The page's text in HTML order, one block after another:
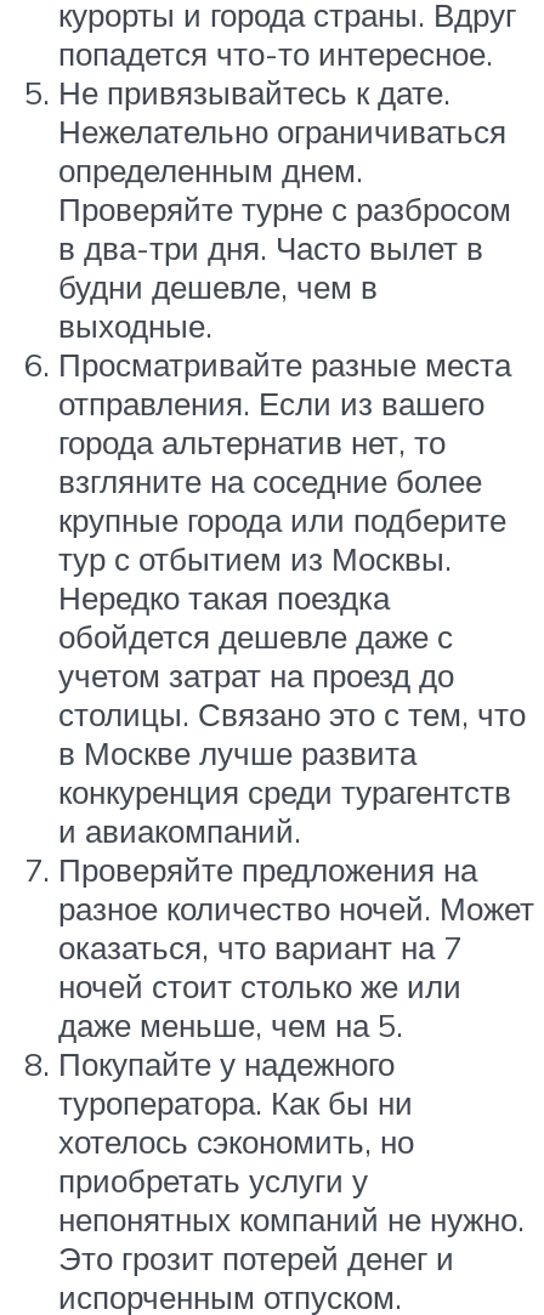
курорты и города страны. Вдруг
попадется что-то интересное.
Не привязывайтесь к дате.
Нежелательно ограничиваться
определенным днем.
Проверяйте турне с разбросом
в два-три дня. Часто вылет в
будни дешевле, чем в
выходные.
Просматривайте разные места
отправления. Если из вашего
города альтернатив нет, то
взгляните на соседние более
крупные города или подберите
тур с отбытием из Москвы.
Нередко такая поездка
обойдется дешевле даже с
учетом затрат на проезд до
столицы. Связано это с тем, что
в Москве лучше развита
конкуренция среди турагентств
и авиакомпаний.
Проверяйте предложения на
разное количество ночей. Может
оказаться, что вариант на 7
ночей стоит столько же или
даже меньше, чем на 5.
Покупайте у надежного
туроператора. Как бы ни
хотелось сэкономить, но
приобретать услуги у
непонятных компаний не нужно.
Это грозит потерей денег и
испорченным отпуском.